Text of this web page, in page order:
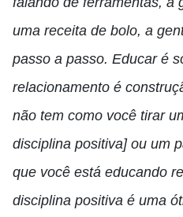
uma receita de bolo, a
passo a passo. Educar é
relacionamento é
não tem como você tirar
disciplina positiva] ou um
que você está educando
disciplina positiva é uma